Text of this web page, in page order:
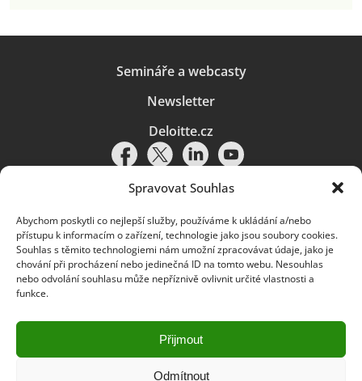
Spravovat Souhlas
Abychom poskytli co nejlepší služby, používáme k ukládání a/nebo
přístupu k informacím o zařízení, technologie jako jsou soubory cookies.
Souhlas s těmito technologiemi nám umožní zpracovávat údaje, jako je
chování při procházení nebo jedinečná ID na tomto webu. Nesouhlas
nebo odvolání souhlasu může nepříznivě ovlivnit určité vlastnosti a
funkce.
Přijmout
Odmítnout
Semináře a webcasty
Newsletter
Deloitte.cz
Pravidla používání|Ochrana osobních údajů|Soubory cookies |
Deloitte.cz
© 2026. Více informací najdete vPravidlech používání.
Deloitte označuje jednu či více společností globální sítě členských
a přidružené subjekty (souhrnně „organizace Deloitte“). Společnost DTTL
(rovněž označovaná jako „Deloitte Global“) a každá z jejích členských
společností a jejich přidružených subjektů je samostatným a nezávislým
právním subjektem, který není oprávněn zavazovat nebo přijímat závazky
za jinou z těchto členských společností a jejich přidružených subjektů ve